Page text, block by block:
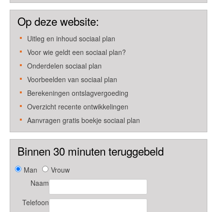
Op deze website:
Uitleg en inhoud sociaal plan
Voor wie geldt een sociaal plan?
Onderdelen sociaal plan
Voorbeelden van sociaal plan
Berekeningen ontslagvergoeding
Overzicht recente ontwikkelingen
Aanvragen gratis boekje sociaal plan
Binnen 30 minuten teruggebeld
Man
Vrouw
Naam
Telefoon